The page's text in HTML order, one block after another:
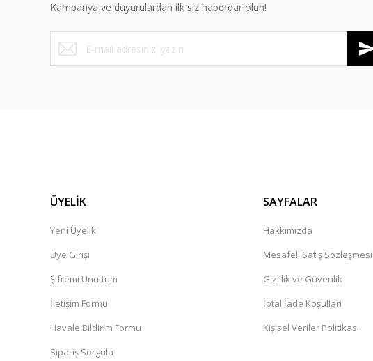
Ürün fiyatı diğer sitelerden daha pahalı.
Bu ürüne benzer farklı alternatifler olmalı.
Kampanya ve duyurulardan ilk siz haberdar olun!
ÜYELİK
Yeni Üyelik
Üye Girişi
Şifremi Unuttum
İletişim Formu
Havale Bildirim Formu
Sipariş Sorgula
SAYFALAR
Hakkımızda
Mesafeli Satış Sözleşmesi
Gizlilik ve Güvenlik
İptal İade Koşullari
Kişisel Veriler Politikası